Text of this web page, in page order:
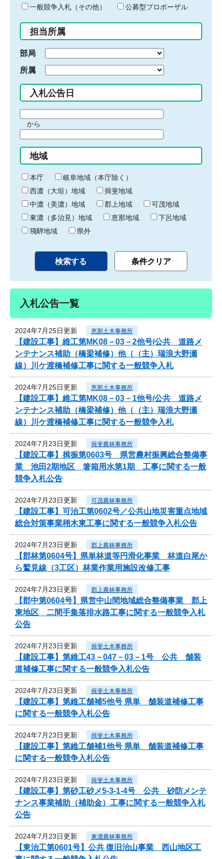
ド
入
力
一般競争入札（その他）
公募型プロポーザル
担当所属
部局
所属
入札公告日
間
始
り
から
間
終
わ
り
地域
本庁
岐阜地域（本庁除く）
西濃（大垣）地域
揖斐地域
中濃（美濃）地域
郡上地域
可茂地域
東濃（多治見）地域
恵那地域
下呂地域
飛騨地域
県外
入札公告一覧
2024年7月25日更新 恵那土木事務所
【建設工事】維工第MK08－03－2他号/公共 道路メ
ンテナンス補助（橋梁補修）他（（主）瑞浪大野瀬
線）川ケ渡橋補修工事に関する一般競争入札
2024年7月25日更新 恵那土木事務所
【建設工事】維工第MK08－03－1他号/公共 道路メ
ンテナンス補助（橋梁補修）他（（主）瑞浪大野瀬
線）川ケ渡橋補修工事に関する一般競争入札
2024年7月23日更新 揖斐農林事務所
【建設工事】揖振第0603号 県営農村振興総合整備事
業 池田2期地区 箸箱用水第1期 工事に関する一般
競争入札公告
2024年7月23日更新 可茂農林事務所
【建設工事】可治工第0602号／公共山地災害重点地域
総合対策事業栩木東工事に関する一般競争入札公告
2024年7月23日更新 郡上農林事務所
【郡林第0604号】県単林道等円滑化事業 林道白尾か
ら鷲見線（3工区）林業作業用施設改修工事
2024年7月23日更新 郡上農林事務所
【郡中第0604号】県営中山間地域総合整備事業 郡上
東地区 二間手集落排水路工事に関する一般競争入札
公告
2024年7月23日更新 揖斐土木事務所
【建設工事】第維工43－047－03－1号 公共 舗装
道補修工事に関する一般競争入札公告
2024年7月23日更新 揖斐土木事務所
【建設工事】第維工舗補5他号 県単 舗装道補修工事
に関する一般競争入札公告
2024年7月23日更新 揖斐土木事務所
【建設工事】第維工舗補1他号 県単 舗装道補修工事
に関する一般競争入札公告
2024年7月23日更新 揖斐土木事務所
【建設工事】第砂工砂メ5-3-1-4号 公共 砂防メンテ
ナンス事業補助（補助金）工事に関する一般競争入札
公告
2024年7月23日更新 東濃農林事務所
【東治工第0601号】公共 復旧治山事業 西山地区工